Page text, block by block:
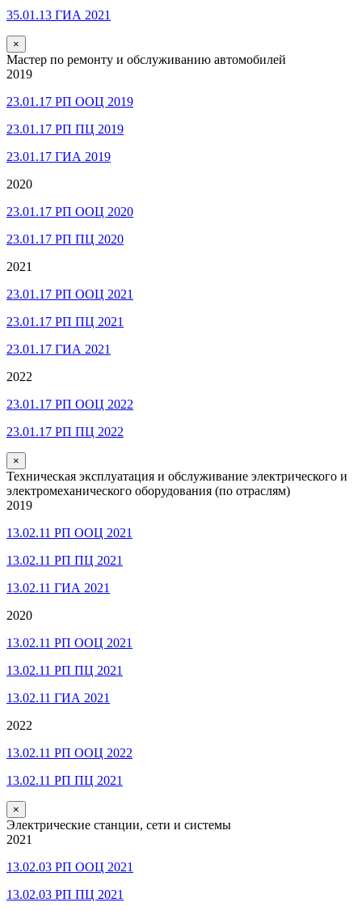
35.01.13 ГИА 2021
×
Мастер по ремонту и обслуживанию автомобилей
2019
23.01.17 РП ООЦ 2019
23.01.17 РП ПЦ 2019
23.01.17 ГИА 2019
2020
23.01.17 РП ООЦ 2020
23.01.17 РП ПЦ 2020
2021
23.01.17 РП ООЦ 2021
23.01.17 РП ПЦ 2021
23.01.17 ГИА 2021
2022
23.01.17 РП ООЦ 2022
23.01.17 РП ПЦ 2022
×
Техническая эксплуатация и обслуживание электрического и
электромеханического оборудования (по отраслям)
2019
13.02.11 РП ООЦ 2021
13.02.11 РП ПЦ 2021
13.02.11 ГИА 2021
2020
13.02.11 РП ООЦ 2021
13.02.11 РП ПЦ 2021
13.02.11 ГИА 2021
2022
13.02.11 РП ООЦ 2022
13.02.11 РП ПЦ 2021
×
Электрические станции, сети и системы
2021
13.02.03 РП ООЦ 2021
13.02.03 РП ПЦ 2021